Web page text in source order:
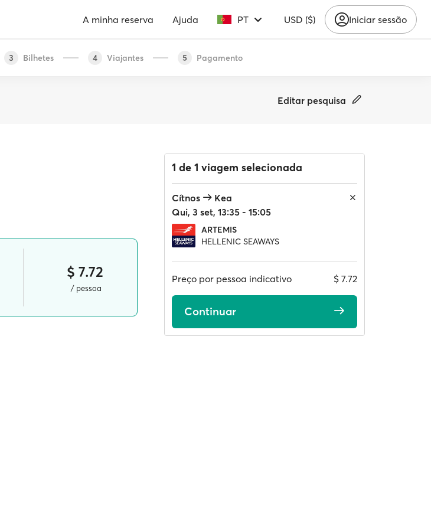
A minha reserva Ajuda PT USD ($) Iniciar sessão
3 Bilhetes 4 Viajantes 5 Pagamento
Editar pesquisa
$ 7.72
/ pessoa
1 de 1 viagem selecionada
Cítnos
Kea
Qui, 3 set, 13:35 - 15:05
ARTEMIS
HELLENIC SEAWAYS
Preço por pessoa indicativo $ 7.72
Continuar